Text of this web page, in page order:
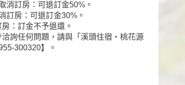
消訂房：可退訂金50%。
訂房：可退訂金30%。
：訂金不予退還。
詢任何問題，請與「溪頭住宿‧桃花源
300320】。